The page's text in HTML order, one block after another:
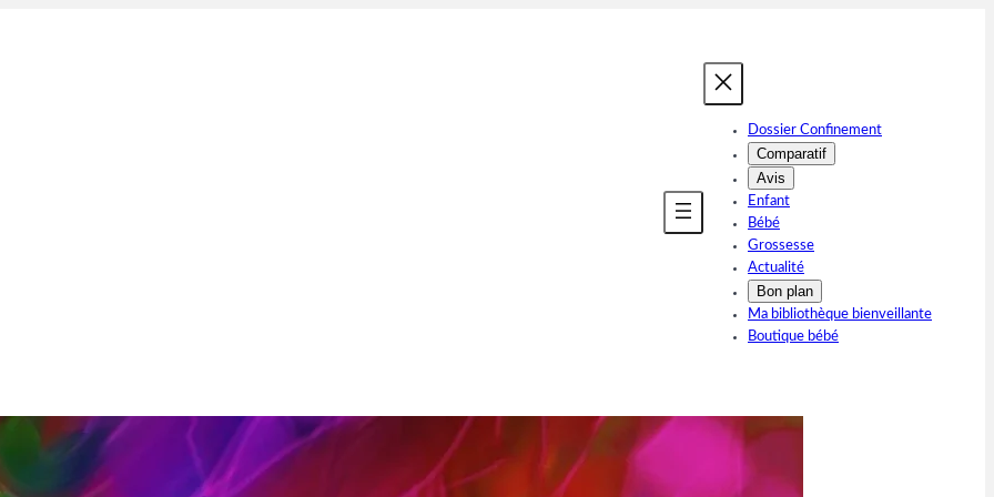
Dossier Confinement
Comparatif
Avis
Enfant
Bébé
Grossesse
Actualité
Bon plan
Ma bibliothèque bienveillante
Boutique bébé